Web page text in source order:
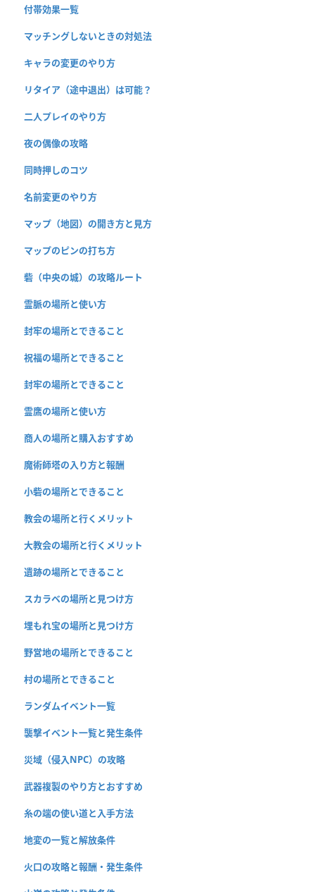
付帯効果一覧
マッチングしないときの対処法
キャラの変更のやり方
リタイア（途中退出）は可能？
二人プレイのやり方
夜の偶像の攻略
同時押しのコツ
名前変更のやり方
マップ（地図）の開き方と見方
マップのピンの打ち方
砦（中央の城）の攻略ルート
霊脈の場所と使い方
封牢の場所とできること
祝福の場所とできること
封牢の場所とできること
霊鷹の場所と使い方
商人の場所と購入おすすめ
魔術師塔の入り方と報酬
小砦の場所とできること
教会の場所と行くメリット
大教会の場所と行くメリット
遺跡の場所とできること
スカラベの場所と見つけ方
埋もれ宝の場所と見つけ方
野営地の場所とできること
村の場所とできること
ランダムイベント一覧
襲撃イベント一覧と発生条件
災域（侵入NPC）の攻略
武器複製のやり方とおすすめ
糸の端の使い道と入手方法
地変の一覧と解放条件
火口の攻略と報酬・発生条件